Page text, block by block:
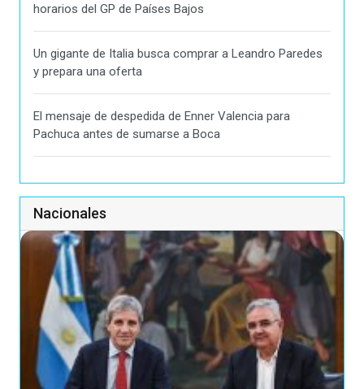
horarios del GP de Países Bajos
Un gigante de Italia busca comprar a Leandro Paredes
y prepara una oferta
El mensaje de despedida de Enner Valencia para
Pachuca antes de sumarse a Boca
Nacionales